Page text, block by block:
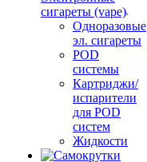
сигареты (vape)
Одноразовые
эл. сигареты
POD
системы
Картриджи/
испарители
для POD
систем
Жидкости